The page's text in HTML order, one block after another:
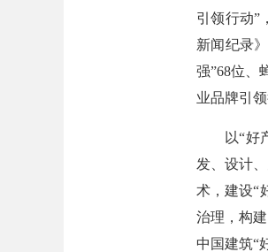
引领行动”
新闻纪录
强”68位、
业品牌引
以“好产
发、设计
术，建设“
治理，构
中国建筑“